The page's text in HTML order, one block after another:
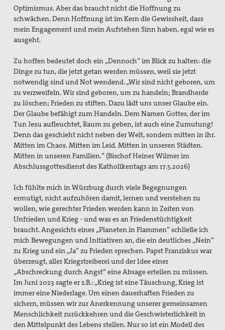
Optimismus. Aber das braucht nicht die Hoffnung zu
schwächen. Denn Hoffnung ist im Kern die Gewissheit, dass
mein Engagement und mein Aufstehen Sinn haben, egal wie es
ausgeht.
Zu hoffen bedeutet doch ein „Dennoch“ im Blick zu halten: die
Dinge zu tun, die jetzt getan werden müssen, weil sie jetzt
notwendig sind und Not wendend. „Wir sind nicht geboren, um
zu verzweifeln. Wir sind geboren, um zu handeln; Brandherde
zu löschen; Frieden zu stiften. Dazu lädt uns unser Glaube ein.
Der Glaube befähigt zum Handeln. Dem Namen Gottes, der im
Tun Jesu aufleuchtet, Raum zu geben, ist auch eine Zumutung!
Denn das geschieht nicht neben der Welt, sondern mitten in ihr.
Mitten im Chaos. Mitten im Leid. Mitten in unseren Städten.
Mitten in unseren Familien.“ (Bischof Heiner Wilmer im
Abschlussgottesdienst des Katholikentags am 17.5.2026)
Ich fühlte mich in Würzburg durch viele Begegnungen
ermutigt, nicht aufzuhören damit, lernen und verstehen zu
wollen, wie gerechter Frieden werden kann in Zeiten von
Unfrieden und Krieg - und was es an Friedenstüchtigkeit
braucht. Angesichts eines „Planeten in Flammen“ schließe ich
mich Bewegungen und Initiativen an, die ein deutliches „Nein“
zu Krieg und ein „Ja“ zu Frieden sprechen. Papst Franziskus war
überzeugt, aller Kriegstreiberei und der Idee einer
„Abschreckung durch Angst“ eine Absage erteilen zu müssen.
Im Juni 2023 sagte er z.B.: „Krieg ist eine Täuschung, Krieg ist
immer eine Niederlage. Um einen dauerhaften Frieden zu
sichern, müssen wir zur Anerkennung unserer gemeinsamen
Menschlichkeit zurückkehren und die Geschwisterlichkeit in
den Mittelpunkt des Lebens stellen. Nur so ist ein Modell des